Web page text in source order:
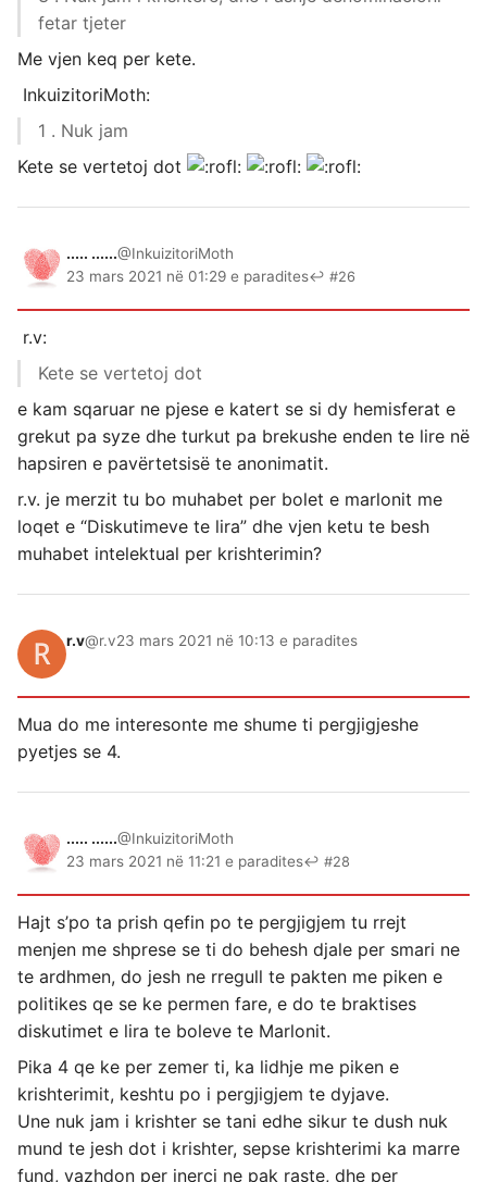
fetar tjeter
Me vjen keq per kete.
InkuizitoriMoth:
1 . Nuk jam
Kete se vertetoj dot
..... ......@InkuizitoriMoth
23 mars 2021 në 01:29 e paradites↩ #26
r.v:
Kete se vertetoj dot
e kam sqaruar ne pjese e katert se si dy hemisferat e
grekut pa syze dhe turkut pa brekushe enden te lire në
hapsiren e pavërtetsisë te anonimatit.
r.v. je merzit tu bo muhabet per bolet e marlonit me
loqet e “Diskutimeve te lira” dhe vjen ketu te besh
muhabet intelektual per krishterimin?
r.v@r.v23 mars 2021 në 10:13 e paradites
Mua do me interesonte me shume ti pergjigjeshe
pyetjes se 4.
..... ......@InkuizitoriMoth
23 mars 2021 në 11:21 e paradites↩ #28
Hajt s’po ta prish qefin po te pergjigjem tu rrejt
menjen me shprese se ti do behesh djale per smari ne
te ardhmen, do jesh ne rregull te pakten me piken e
politikes qe se ke permen fare, e do te braktises
diskutimet e lira te boleve te Marlonit.
Pika 4 qe ke per zemer ti, ka lidhje me piken e
krishterimit, keshtu po i pergjigjem te dyjave.
Une nuk jam i krishter se tani edhe sikur te dush nuk
mund te jesh dot i krishter, sepse krishterimi ka marre
fund, vazhdon per inerci ne pak raste, dhe per